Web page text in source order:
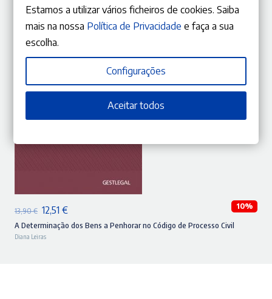
13,90€ O
preço
original
12,51 €O
preço
10%
A Determinação dos Bens a Penhorar no Código de Processo Civil
Diana Leiras
Estamos a utilizar vários ficheiros de cookies. Saiba
mais na nossa Política de Privacidade e faça a sua
escolha.
Configurações
Aceitar todos